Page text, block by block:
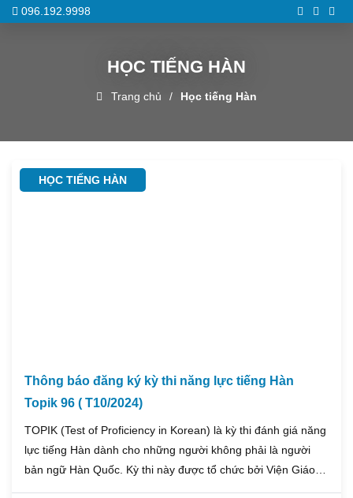
096.192.9998
HỌC TIẾNG HÀN
Trang chủ Học tiếng Hàn
HỌC TIẾNG HÀN
Thông báo đăng ký kỳ thi năng lực tiếng Hàn
Topik 96 ( T10/2024)
TOPIK (Test of Proficiency in Korean) là kỳ thi đánh giá năng
lực tiếng Hàn dành cho những người không phải là người
bản ngữ Hàn Quốc. Kỳ thi này được tổ chức bởi Viện Giáo